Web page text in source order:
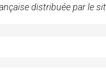
distribuée par le